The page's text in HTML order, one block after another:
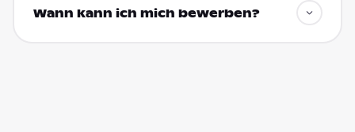
Wann kann ich mich bewerben?